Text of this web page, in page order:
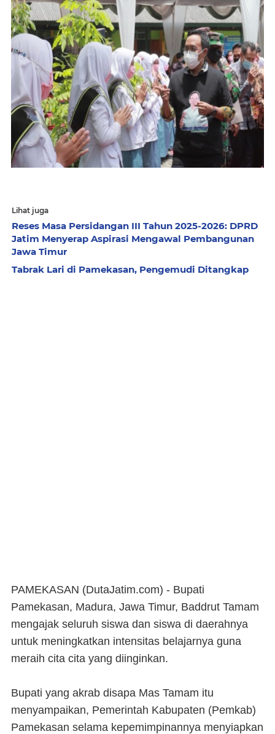
Lihat juga
Reses Masa Persidangan III Tahun 2025-2026: DPRD
Jatim Menyerap Aspirasi Mengawal Pembangunan
Jawa Timur
Tabrak Lari di Pamekasan, Pengemudi Ditangkap
PAMEKASAN (DutaJatim.com) - Bupati
Pamekasan, Madura, Jawa Timur, Baddrut Tamam
mengajak seluruh siswa dan siswa di daerahnya
untuk meningkatkan intensitas belajarnya guna
meraih cita cita yang diinginkan.
Bupati yang akrab disapa Mas Tamam itu
menyampaikan, Pemerintah Kabupaten (Pemkab)
Pamekasan selama kepemimpinannya menyiapkan